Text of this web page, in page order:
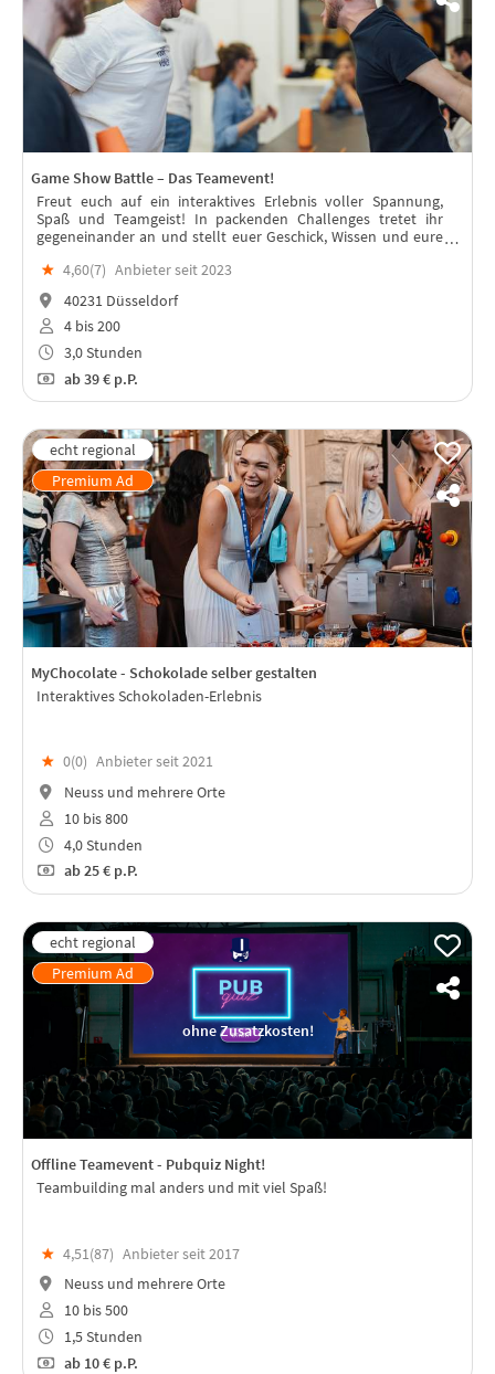
Game Show Battle – Das Teamevent!
Freut euch auf ein interaktives Erlebnis voller Spannung,
Spaß und Teamgeist! In packenden Challenges tretet ihr
gegeneinander an und stellt euer Geschick, Wissen und eure
★ 4,60(7) Anbieter seit 2023
40231 Düsseldorf
4 bis 200
3,0 Stunden
ab39 € p.P.
MyChocolate - Schokolade selber gestalten
Interaktives Schokoladen-Erlebnis
★ 0(0) Anbieter seit 2021
Neuss und mehrere Orte
10 bis 800
4,0 Stunden
ab25 € p.P.
ohne Zusatzkosten!
Offline Teamevent - Pubquiz Night!
Teambuilding mal anders und mit viel Spaß!
★ 4,51(87) Anbieter seit 2017
Neuss und mehrere Orte
10 bis 500
1,5 Stunden
ab10 € p.P.